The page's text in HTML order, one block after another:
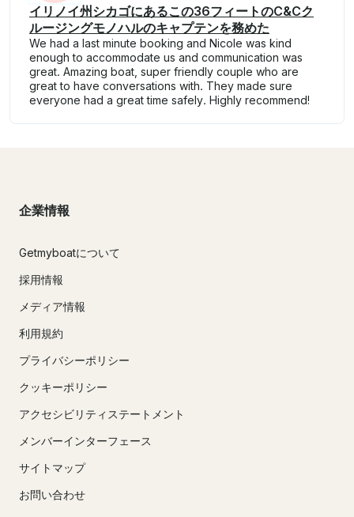
イリノイ州シカゴにあるこの36フィートのC&Cク
ルージングモノハルのキャプテンを務めた
We had a last minute booking and Nicole was kind
enough to accommodate us and communication was
great. Amazing boat, super friendly couple who are
great to have conversations with. They made sure
everyone had a great time safely. Highly recommend!
企業情報
Getmyboatについて
採用情報
メディア情報
利用規約
プライバシーポリシー
クッキーポリシー
アクセシビリティステートメント
メンバーインターフェース
サイトマップ
お問い合わせ